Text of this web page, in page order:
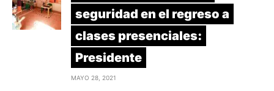
seguridad en el regreso a
clases presenciales:
Presidente
MAYO 28, 2021